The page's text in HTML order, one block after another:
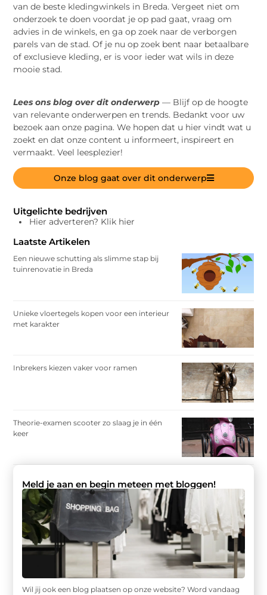
van de beste kledingwinkels in Breda. Vergeet niet om
onderzoek te doen voordat je op pad gaat, vraag om
advies in de winkels, en ga op zoek naar de verborgen
parels van de stad. Of je nu op zoek bent naar betaalbare
of exclusieve kleding, er is voor ieder wat wils in deze
mooie stad.
Lees ons blog over dit onderwerp— Blijf op de hoogte
van relevante onderwerpen en trends. Bedankt voor uw
bezoek aan onze pagina. We hopen dat u hier vindt wat u
zoekt en dat onze content u informeert, inspireert en
vermaakt. Veel leesplezier!
Onze blog gaat over dit onderwerp
Uitgelichte bedrijven
Hier adverteren? Klik hier
Laatste Artikelen
Een nieuwe schutting als slimme stap bij
tuinrenovatie in Breda
Unieke vloertegels kopen voor een interieur
met karakter
Inbrekers kiezen vaker voor ramen
Theorie-examen scooter zo slaag je in één
keer
Meld je aan en begin meteen met bloggen!
Wil jij ook een blog plaatsen op onze website? Word vandaag